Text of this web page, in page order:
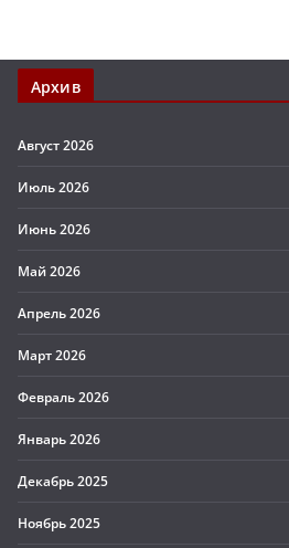
Архив
Август 2026
Июль 2026
Июнь 2026
Май 2026
Апрель 2026
Март 2026
Февраль 2026
Январь 2026
Декабрь 2025
Ноябрь 2025